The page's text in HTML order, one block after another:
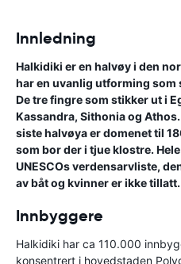
Innledning
Halkidiki er en halvøy i den
har en uvanlig utforming som
De tre fingre som stikker ut i
Kassandra, Sithonia og
siste halvøya er domenet til
som bor der i tjue klostre.
UNESCOs verdensarvliste,
av båt og kvinner er ikke tillatt.
Innbyggere
Halkidiki har ca 110.000
konsentrert i hovedstaden